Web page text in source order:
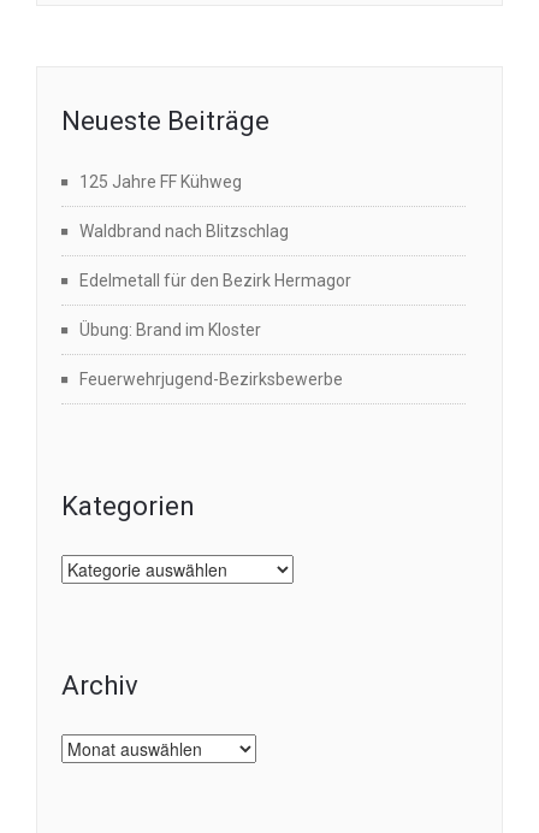
Neueste Beiträge
125 Jahre FF Kühweg
Waldbrand nach Blitzschlag
Edelmetall für den Bezirk Hermagor
Übung: Brand im Kloster
Feuerwehrjugend-Bezirksbewerbe
Kategorien
Kategorien
Archiv
Archiv